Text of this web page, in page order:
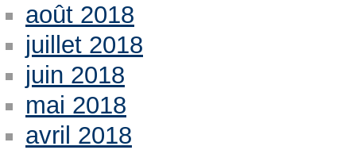
août 2018
juillet 2018
juin 2018
mai 2018
avril 2018